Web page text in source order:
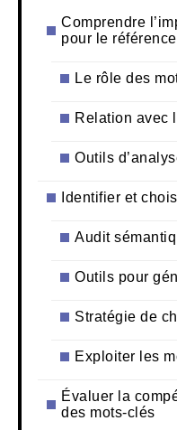
Comprendre
pour le
Le rôle des
Relation avec
Outils
Identifier et
Audit
Outils pour
Stratégie de
Exploiter les
Évaluer la
des mots-clés